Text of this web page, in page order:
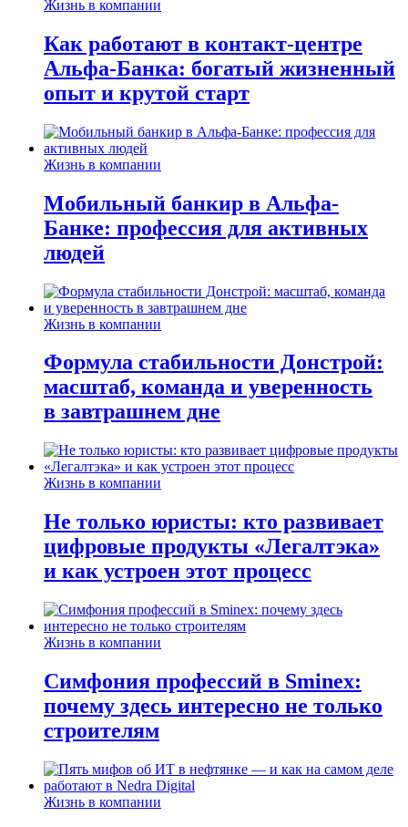
Жизнь в компании
Как работают в контакт-центре
Альфа-Банка: богатый жизненный
опыт и крутой старт
Жизнь в компании
Мобильный банкир в Альфа-
Банке: профессия для активных
людей
Жизнь в компании
Формула стабильности Донстрой:
масштаб, команда и уверенность
в завтрашнем дне
Жизнь в компании
Не только юристы: кто развивает
цифровые продукты «Легалтэка»
и как устроен этот процесс
Жизнь в компании
Симфония профессий в Sminex:
почему здесь интересно не только
строителям
Жизнь в компании